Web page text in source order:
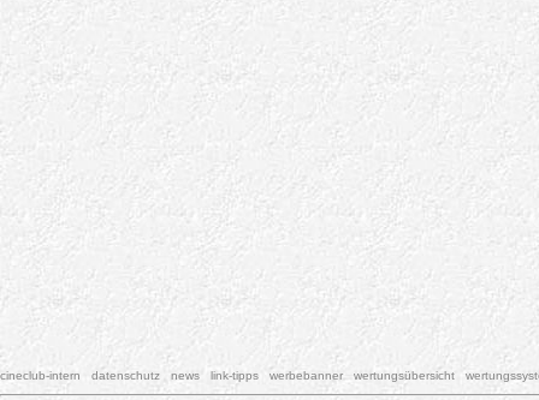
cineclub-intern datenschutz news link-tipps werbebanner wertungsübersicht